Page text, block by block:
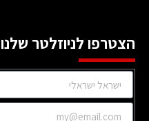
הצטרפו לניוזלטר שלנו